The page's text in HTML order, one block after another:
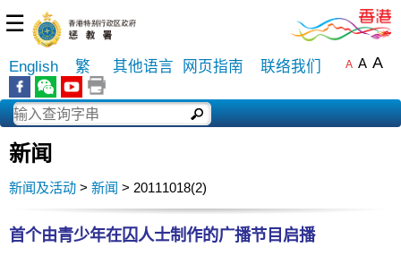
☰
English 繁 其他语言 网页指南 联络我们 A A A
新闻
新闻及活动 > 新闻 > 20111018(2)
首个由青少年在囚人士制作的广播节目启播